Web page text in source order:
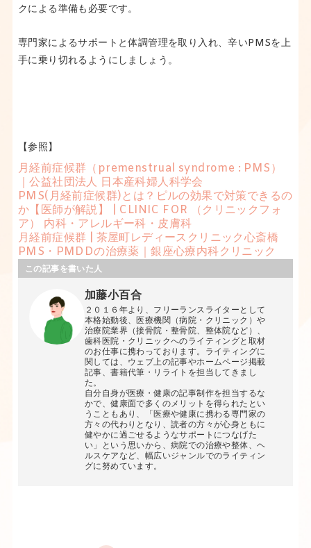
クによる準備も必要です。
専門家によるサポートと体調管理を取り入れ、辛いPMSを上
手に乗り切れるようにしましょう。
【参照】
月経前症候群（premenstrual syndrome : PMS）
｜公益社団法人 日本産科婦人科学会
PMS(月経前症候群)とは？ピルの効果で対策できるの
か【医師が解説】 | CLINIC FOR （クリニックフォ
ア） 内科・アレルギー科・皮膚科
月経前症候群 | 茶屋町レディースクリニック心斎橋
PMS・PMDDの治療薬｜銀座心療内科クリニック
この記事を書いた人
加藤小百合
２０１６年より、フリーランスライターとして
本格始動後、医療機関（病院・クリニック）や
治療院業界（接骨院・整骨院、整体院など）、
歯科医院・クリニックへのライティングと取材
のお仕事に携わっております。ライティングに
関しては、ウェブ上の記事やホームページ掲載
記事、書籍代筆・リライトを担当してきまし
た。
自分自身が医療・健康の記事制作を担当するな
かで、健康面で多くのメリットを得られたとい
うこともあり、「医療や健康に携わる専門家の
方々の代わりとなり、読者の方々が心身ともに
健やかに過ごせるようなサポートにつなげた
い」という思いから、病院での治療や整体、ヘ
ルスケアなど、幅広いジャンルでのライティン
グに努めています。